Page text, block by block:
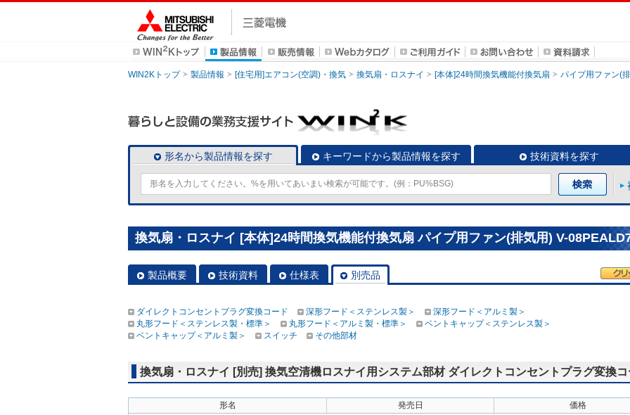
WIN2Kトップ 製品情報 [住宅用]エアコン(空調)・換気 換気扇・ロスナイ [本体]24時間換気機能付換気扇 パイプ用ファン(
形名から製品情報を探す キーワードから製品情報を探す 技術資料を探す
換気扇・ロスナイ [本体]24時間換気機能付換気扇 パイプ用ファン(排気用) V-
製品概要 技術資料 仕様表 別売品
ダイレクトコンセントプラグ変換コード 深形フード＜ステンレス製＞
深形フード＜アルミ製＞
丸形フード＜ステンレス製・標準＞
丸形フード＜アルミ製・標準＞
ベントキャップ＜ステンレス製＞
ベントキャップ＜アルミ製＞
スイッチ その他部材
換気扇・ロスナイ [別売] 換気空清機ロスナイ用システム部材 ダイレクトコンセントプラグ変換
形名 発売日
価格